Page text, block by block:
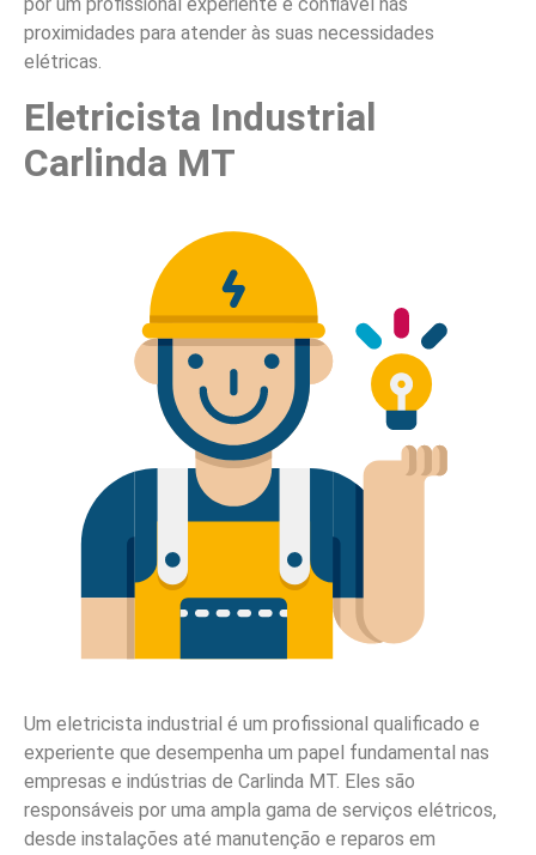
por um profissional experiente e confiável nas
proximidades para atender às suas necessidades
elétricas.
Eletricista Industrial
Carlinda MT
Um eletricista industrial é um profissional qualificado e
experiente que desempenha um papel fundamental nas
empresas e indústrias de Carlinda MT. Eles são
responsáveis por uma ampla gama de serviços elétricos,
desde instalações até manutenção e reparos em